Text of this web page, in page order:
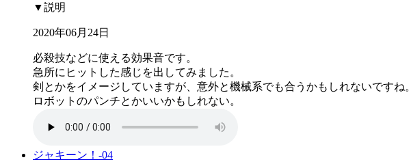
▼説明
2020年06月24日
必殺技などに使える効果音です。
急所にヒットした感じを出してみました。
剣とかをイメージしていますが、意外と機械系でも合うかもしれないですね。
ロボットのパンチとかいいかもしれない。
ジャキーン！-04